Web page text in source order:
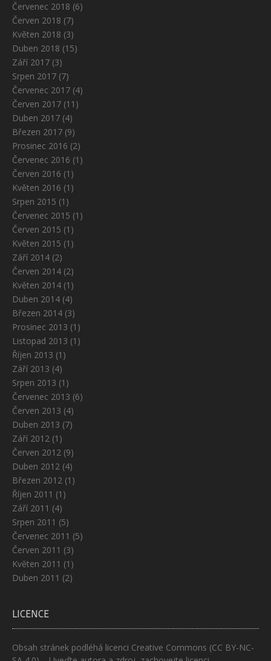
Červenec 2018 (6)
Červen 2018 (7)
Květen 2018 (3)
Duben 2018 (15)
Září 2017 (3)
Srpen 2017 (7)
Červenec 2017 (4)
Červen 2017 (11)
Duben 2017 (4)
Březen 2017 (9)
Prosinec 2016 (2)
Červenec 2016 (1)
Červen 2016 (1)
Květen 2016 (1)
Srpen 2015 (1)
Červenec 2015 (1)
Červen 2015 (1)
Květen 2015 (1)
Září 2014 (2)
Červen 2014 (2)
Květen 2014 (1)
Duben 2014 (4)
Březen 2014 (3)
Prosinec 2013 (1)
Listopad 2013 (1)
Říjen 2013 (1)
Září 2013 (4)
Srpen 2013 (1)
Červenec 2013 (6)
Červen 2013 (4)
Duben 2013 (7)
Září 2012 (1)
Červen 2012 (9)
Duben 2012 (4)
Březen 2012 (1)
Říjen 2011 (1)
Září 2011 (4)
Srpen 2011 (5)
Červenec 2011 (5)
Červen 2011 (3)
Květen 2011 (1)
Duben 2011 (2)
LICENCE
Obsah stránek podléhá licenci Creative Commons (CC BY-NC-